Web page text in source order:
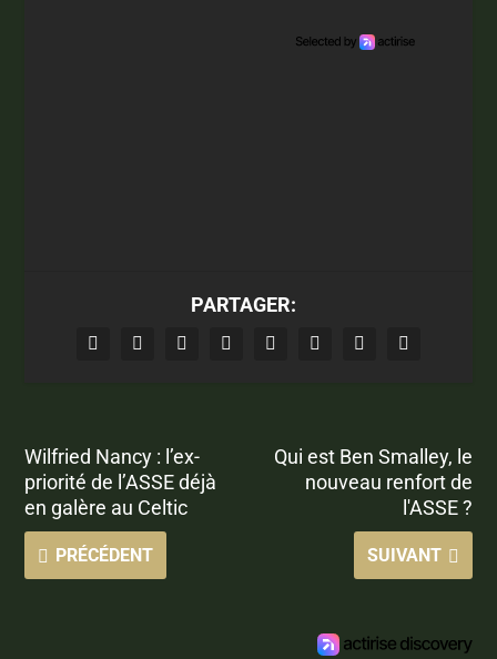
PARTAGER:
Wilfried Nancy : l’ex-
priorité de l’ASSE déjà
en galère au Celtic
PRÉCÉDENT
Qui est Ben Smalley, le
nouveau renfort de
l'ASSE ?
SUIVANT